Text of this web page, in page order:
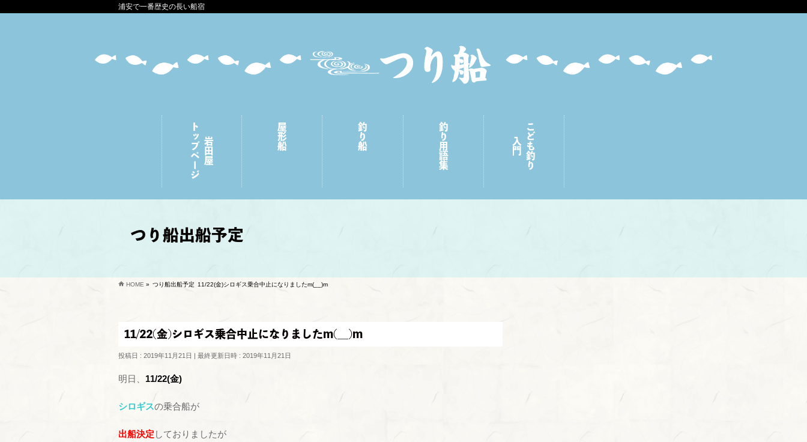
浦安で一番歴史の長い船宿
岩田屋
トップページ 屋形船 釣り船 釣り用語集 こども釣り
入門
つり船出船予定
HOME » つり船出船予定 11/22(金)シロギス乗合中止になりましたm(__)m
11/22(金)シロギス乗合中止になりましたm(__)m
投稿日 : 2019年11月21日 最終更新日時 : 2019年11月21日
明日、 11/22(金)
シロギスの乗合船が
出船決定 しておりましたが